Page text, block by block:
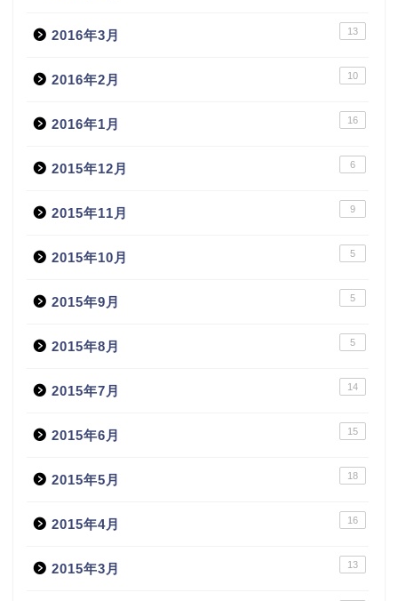
2016年3月 13
2016年2月 10
2016年1月 16
2015年12月 6
2015年11月 9
2015年10月 5
2015年9月 5
2015年8月 5
2015年7月 14
2015年6月 15
2015年5月 18
2015年4月 16
2015年3月 13